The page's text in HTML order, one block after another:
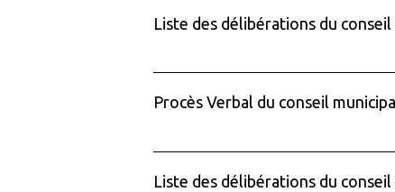
Liste des délibérations du
Procès Verbal du conseil
Liste des délibérations du